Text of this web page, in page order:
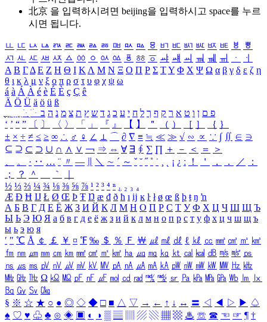
北京 을 입력하시려면 beijing을 입력하시고 space를 누르
시면 됩니다.
ㅥ ㅦ ㅧ ㅨ ㅩ ㅪ ㅫ ㅬ ㅭ ㅮ ㅯ ㅰ ㅱ ㅲ ㅳ ㅴ ㅵ ㅶ ㅷ ㅸ
ㅹ
ㅺ ㅻ ㅼ ㅽ ㅾ ㅿ ㆀ ㆁ ㆂ ㆃ ㆄ ㆅ ㆆ ㆇ ㆈ ㆉ ㆊ ㆋ ㆌ ㆍ
ㆎ
Α Β ΓΔ Ε Ζ Η Θ Ι ΚΛ Μ Ν Ξ Ο Π Ρ Σ ΤΥ Φ Χ Ψ Ω α β γ δ ε ζ η
θ ι κ λ μ ν ξ ο π ρ σ τ υ φ χ ψ ω
á à Á À é è É È ç Ç ê
Ä Ö Ü ä ö ü ß
ִֶֹ ֻּ ׁׂ פ ם ן ו ט א ר ק ף ך ל ח י ע כ ג ד ש ץ ת צ מ נ ה ב
‘ ’ “ ” 〔 〕 〈 〉 「 」 『 』 【 】 ＂ （ ） ［ ］ ｛ ｝
± × ÷ ≠ ≤ ≥ ∞ ∴ ♂ ♀ ∠ ⊥ ⌒ ∂ ∇ ≡ ≒ ≪ ≫ √ ∽ ∝ ∵ ∫ ∬ ∈ ∋
⊆ ⊇ ⊂ ⊃ ∪ ∩ ∧ ∨ ￢ ⇒ ⇔ ∀ ∃ ∮ ∑ ∏ ＋ － ＜ ＝
＞
、
。 · ‥ … ¨ 〃 ― ＼ ∼ ´ ～ ˇ ˘ ˝ ˚ ˙ ¸ ¡ ¿ ː ！ ＇ ， ． ／
：
；
？ ＾ ｀
½ ⅓ ⅔ ¼ ¾ ⅛ ⅜ ⅝ ⅞ ¹ ² ³ ⁴ ⁿ ₁ ₂ ₃ ₄
Æ Ð Ħ Ĳ Ł Ø Œ Þ Ŧ Ŋ æ đ ð ħ ı ĳ ĸ ŀ ł ø œ ß þ ŧ ŋ ŉ
А Б В Г Д Е Ё Ж З И Й К Л М Н О П Р С Т У Ф Х Ц Ч Ш Щ Ъ
Ы Ь Э Ю Я а б в г д е ё ж з и й к л м н о п р с т у ф х ц ч ш щ ъ
ы ь э ю я
′ ″ ℃ Å ￠ ￡ ￥ ¤ ℉ ‰ ＄ ％ Ｆ ￦ ㎕ ㎖ ㎗ ℓ ㎘ ㏄ ㎣ ㎤ ㎥ ㎦
㎙ ㎚ ㎛ ㎜ ㎝ ㎞ ㎟ ㎠ ㎡ ㎢ ㏊ ㎍ ㎎ ㎏ ㏏ ㎈ ㎉ ㏈ ㎧ ㎨ ㎰
㎱ ㎲ ㎳ ㎴ ㎵ ㎶ ㎷ ㎸ ㎹ ㎀ ㎁ ㎂ ㎃ ㎄ ㎺ ㎻ ㎽ ㎾ ㎿ ㎐ ㎑
㎒ ㎓ ㎔ Ω ㏀ ㏁ ㎊ ㎋ ㎌ ㏖ ㏅ ㎭ ㎮ ㎯ ㏛ ㎩ ㎪ ㎫ ㎬ ㏝ ㏐
㏓
㏃ ㏉ ㏜ ㏆
§ ※ ☆ ★ ○ ● ◎ ◇ ◆ □ ■ △ ▽ → ← ↑ ↓ ↔ 〓 ◁ ◀ ▷ ▶ ♤
♠ ♡ ♥ ♧ ♣ ⊙ ◈ ▣ ◐ ◑ ▒ ▤ ▨ ▧ ▦ ▩ ♨ ☏ ☎ ☜ ☞ ¶ †